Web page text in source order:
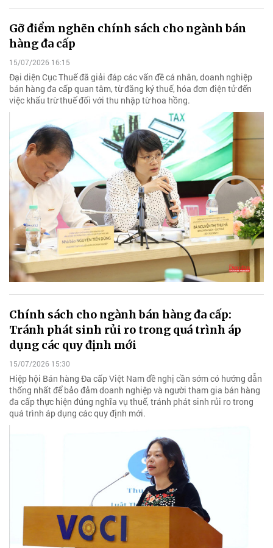
Gỡ điểm nghẽn chính sách cho ngành bán
hàng đa cấp
15/07/2026 16:15
Đại diện Cục Thuế đã giải đáp các vấn đề cá nhân, doanh nghiệp
bán hàng đa cấp quan tâm, từ đăng ký thuế, hóa đơn điện tử đến
việc khấu trừ thuế đối với thu nhập từ hoa hồng.
Chính sách cho ngành bán hàng đa cấp:
Tránh phát sinh rủi ro trong quá trình áp
dụng các quy định mới
15/07/2026 15:30
Hiệp hội Bán hàng Đa cấp Việt Nam đề nghị cần sớm có hướng dẫn
thống nhất để bảo đảm doanh nghiệp và người tham gia bán hàng
đa cấp thực hiện đúng nghĩa vụ thuế, tránh phát sinh rủi ro trong
quá trình áp dụng các quy định mới.